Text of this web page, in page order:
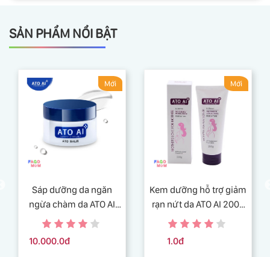
SẢN PHẨM NỔI BẬT
Mới
Sáp dưỡng da ngăn
ngừa chàm da ATO AI
balm 29g an toàn và
10.000.0đ
Mới
Kem dưỡng hỗ trợ giảm
rạn nứt da ATO AI 200g
chiết xuất từ thiên nhiên
1.0đ